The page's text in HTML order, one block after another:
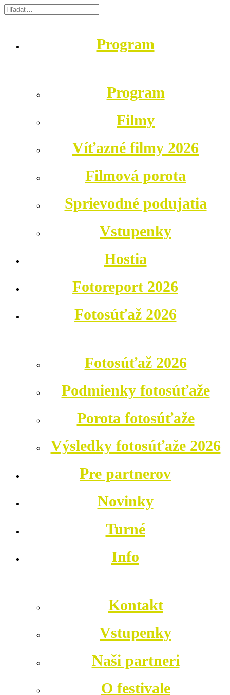
Program
Program
Filmy
Víťazné filmy 2026
Filmová porota
Sprievodné podujatia
Vstupenky
Hostia
Fotoreport 2026
Fotosúťaž 2026
Fotosúťaž 2026
Podmienky fotosúťaže
Porota fotosúťaže
Výsledky fotosúťaže 2026
Pre partnerov
Novinky
Turné
Info
Kontakt
Vstupenky
Naši partneri
O festivale